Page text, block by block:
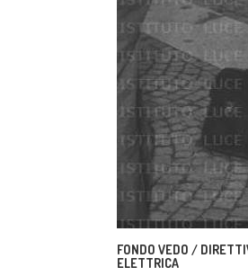
FONDO VEDO /
ELETTRICA